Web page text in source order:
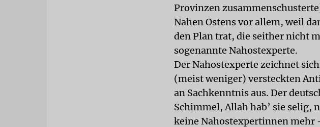
Provinzen
Nahen Ostens vor allem, weil
den Plan trat, die seither nicht
sogenannte Nahostexperte.
Der Nahostexperte zeichnet
(meist weniger) versteckten
an Sachkenntnis aus. Der
Schimmel, Allah hab’ sie selig,
keine Nahostexpertinnen mehr